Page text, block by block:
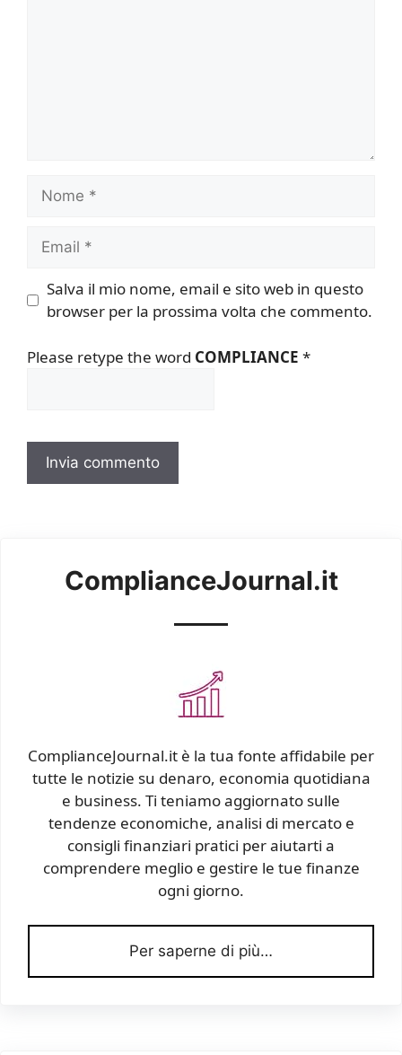
Nome
Email
Salva il mio nome, email e sito web in questo
browser per la prossima volta che commento.
Please retype the word COMPLIANCE *
ComplianceJournal.it
ComplianceJournal.it è la tua fonte affidabile per
tutte le notizie su denaro, economia quotidiana
e business. Ti teniamo aggiornato sulle
tendenze economiche, analisi di mercato e
consigli finanziari pratici per aiutarti a
comprendere meglio e gestire le tue finanze
ogni giorno.
Per saperne di più…